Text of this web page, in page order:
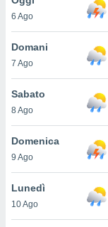
è
al sito
di
ci
di
il
un
la
6 Ago
Domani
7 Ago
Sabato
8 Ago
Domenica
9 Ago
Lunedì
10 Ago